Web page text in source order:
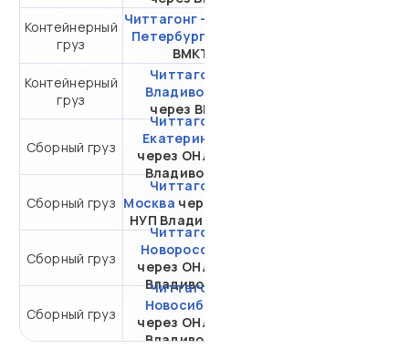
Контейнерный
груз
Читтагонг - Санкт-
Петербург
ВМКТ
Контейнерный
груз
Читтагонг -
Владивосток
через ВМКТ
Сборный груз
Читтагонг -
Екатеринбург
через ОНЛ-НУП
Владивосток
Сборный груз
Читтагонг -
Москва через ОНЛ-
НУП Владивосток
Сборный груз
Читтагонг -
Новороссийск
через ОНЛ-НУП
Владивосток
Сборный груз
Читтагонг -
Новосибирск
через ОНЛ-НУП
Владивосток